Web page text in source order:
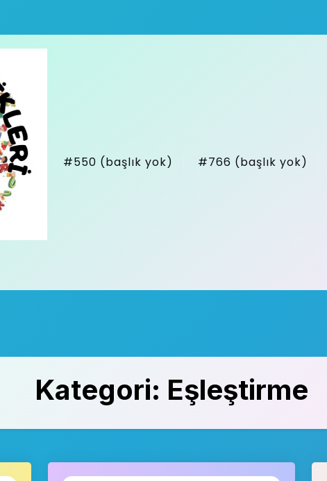
#550 (başlık yok) #766 (başlık yok)
Kategori: Eşleştirme